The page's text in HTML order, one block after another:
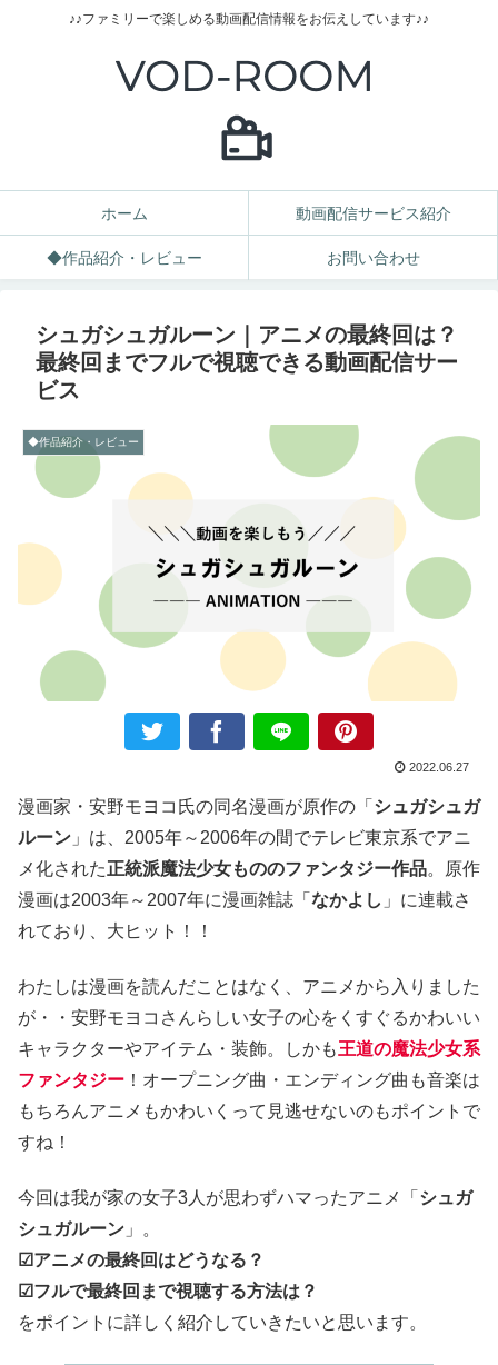
♪♪ファミリーで楽しめる動画配信情報をお伝えしています♪♪
ホーム 動画配信サービス紹介
◆作品紹介・レビュー お問い合わせ
シュガシュガルーン｜アニメの最終回は？
最終回までフルで視聴できる動画配信サー
ビス
◆作品紹介・レビュー
2022.06.27
漫画家・安野モヨコ氏の同名漫画が原作の「 シュガシュガ
ルーン 」は、2005年～2006年の間でテレビ東京系でアニ
メ化された正統派魔法少女もののファンタジー作品。原作
漫画は2003年～2007年に漫画雑誌「 なかよし 」に連載さ
れており、大ヒット！！
わたしは漫画を読んだことはなく、アニメから入りました
が・・安野モヨコさんらしい女子の心をくすぐるかわいい
キャラクターやアイテム・装飾。しかも王道の魔法少女系
ファンタジー ！オープニング曲・エンディング曲も音楽は
もちろんアニメもかわいくって見逃せないのもポイントで
すね！
今回は我が家の女子3人が思わずハマったアニメ「 シュガ
シュガルーン 」。
☑アニメの最終回はどうなる？
☑フルで最終回まで視聴する方法は？
をポイントに詳しく紹介していきたいと思います。